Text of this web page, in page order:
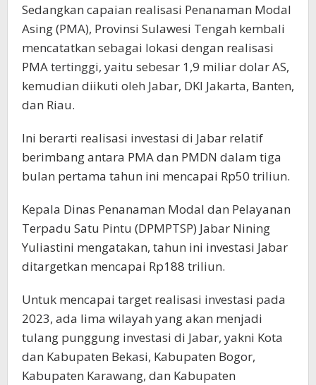
Sedangkan capaian realisasi Penanaman Modal
Asing (PMA), Provinsi Sulawesi Tengah kembali
mencatatkan sebagai lokasi dengan realisasi
PMA tertinggi, yaitu sebesar 1,9 miliar dolar AS,
kemudian diikuti oleh Jabar, DKI Jakarta, Banten,
dan Riau.
Ini berarti realisasi investasi di Jabar relatif
berimbang antara PMA dan PMDN dalam tiga
bulan pertama tahun ini mencapai Rp50 triliun.
Kepala Dinas Penanaman Modal dan Pelayanan
Terpadu Satu Pintu (DPMPTSP) Jabar Nining
Yuliastini mengatakan, tahun ini investasi Jabar
ditargetkan mencapai Rp188 triliun.
Untuk mencapai target realisasi investasi pada
2023, ada lima wilayah yang akan menjadi
tulang punggung investasi di Jabar, yakni Kota
dan Kabupaten Bekasi, Kabupaten Bogor,
Kabupaten Karawang, dan Kabupaten